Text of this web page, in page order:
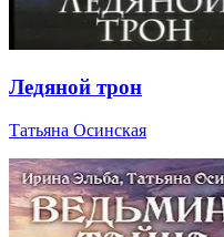
Ледяной трон
Татьяна Осинская